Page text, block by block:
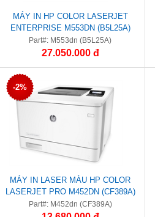
MÁY IN HP COLOR LASERJET
ENTERPRISE M553DN (B5L25A)
Part#: M553dn (B5L25A)
27.050.000 đ
-2%
MÁY IN LASER MÀU HP COLOR
LASERJET PRO M452DN (CF389A)
Part#: M452dn (CF389A)